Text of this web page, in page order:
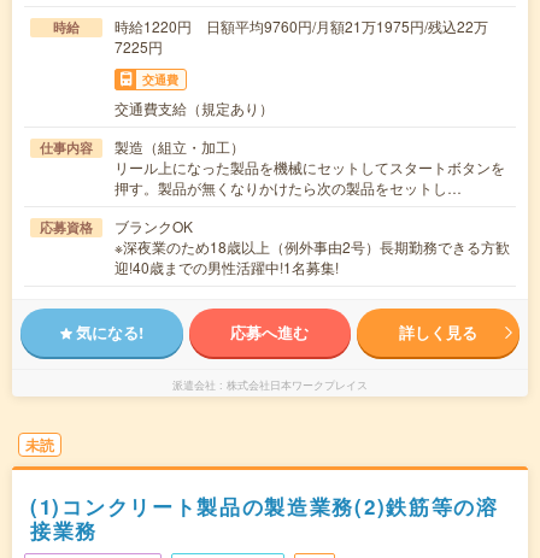
時給
時給1220円 日額平均9760円/月額21万1975円/残込22万
7225円
交通費
交通費支給（規定あり）
仕事内容
製造（組立・加工）
リール上になった製品を機械にセットしてスタートボタンを
押す。製品が無くなりかけたら次の製品をセットし…
応募資格
ブランクOK
※深夜業のため18歳以上（例外事由2号）長期勤務できる方歓
迎!40歳までの男性活躍中!1名募集!
気になる! 応募へ進む 詳しく見る
派遣会社 株式会社日本ワークプレイス
未読
(1)コンクリート製品の製造業務(2)鉄筋等の溶
接業務